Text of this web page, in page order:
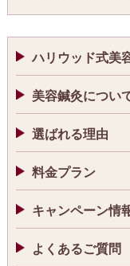
ハリウッド式美
美容鍼灸につい
選ばれる理由
料金プラン
キャンペーン情
よくあるご質問